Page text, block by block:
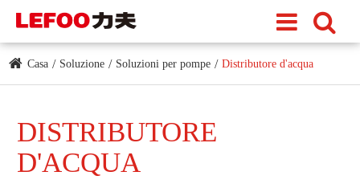
Casa Soluzione Soluzioni per pompe Distributore d'acqua
DISTRIBUTORE
D'ACQUA